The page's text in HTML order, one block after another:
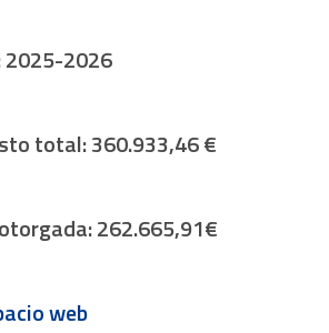
2025-2026
total: 360.933,46 €
262.665,91€
web